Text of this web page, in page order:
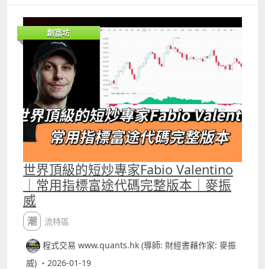
內賺取了 270 萬美元。 另外，外界傳聞他曾在6年間將一個
只有6,000 美元的帳戶翻到超過 1,000 萬美元。 根據公開資
料，他用的策略其實不太複雜，正如他所說交易策略就是要
維持簡單： 1）週線圖找到支持位，但價格仍在整固 2）等
市場出現催化劑立即Long Call 以小搏大 但怎樣才算是支持
位 其實不一定要用一些「齊頭位」當作支持位，我們可以利
用程式建立一個機率模型，當股價跌至不同的價位時，計算
它反彈的機率有多大。Patreon 及YouTube高級會員的影片
中，留言區有相關的完整代碼。
創富坊
世界頂級的短炒專家Fabio Valentino
｜常用指標富途代碼完整版本｜麥振
威
潮流特區
程式交易 www.quants.hk (導師: 財經書藉作家: 麥振
威) ・2026-01-19